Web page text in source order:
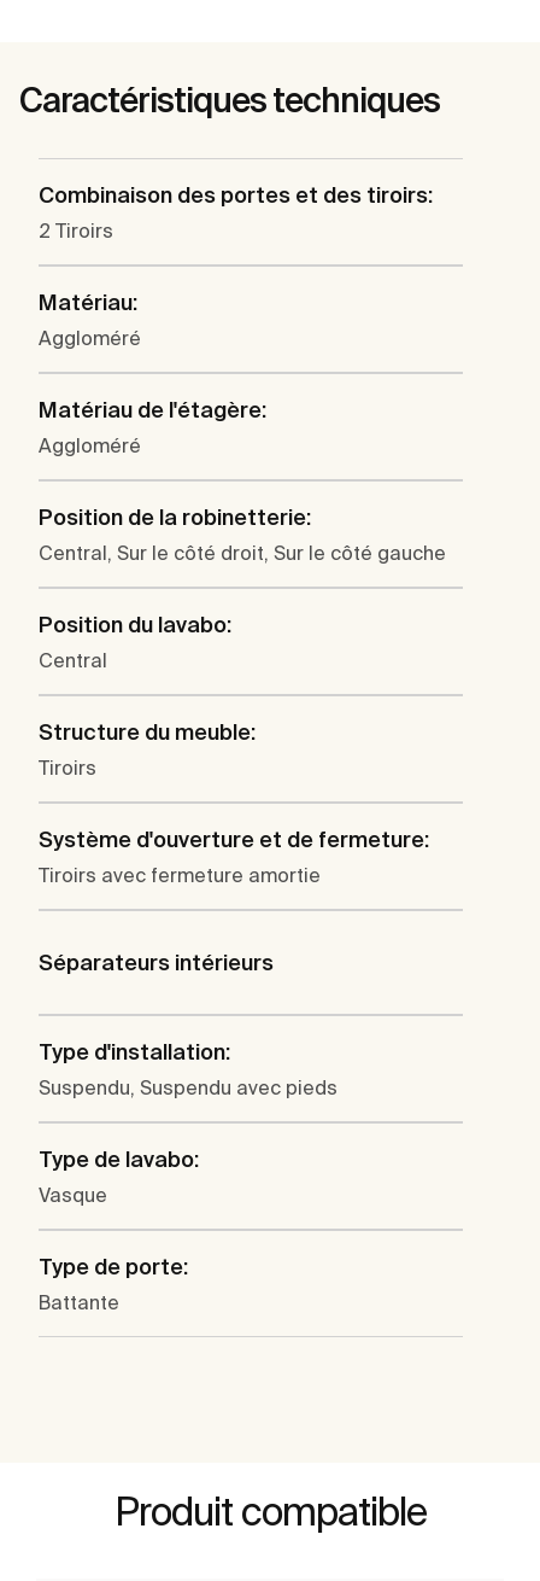
Caractéristiques techniques
Combinaison des portes et des tiroirs:
2 Tiroirs
Matériau:
Aggloméré
Matériau de l'étagère:
Aggloméré
Position de la robinetterie:
Central, Sur le côté droit, Sur le côté gauche
Position du lavabo:
Central
Structure du meuble:
Tiroirs
Système d'ouverture et de fermeture:
Tiroirs avec fermeture amortie
Séparateurs intérieurs
Type d'installation:
Suspendu, Suspendu avec pieds
Type de lavabo:
Vasque
Type de porte:
Battante
Produit compatible